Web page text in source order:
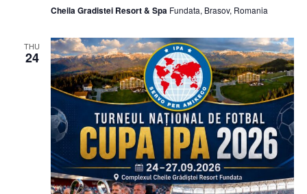
Cheila Gradistei Resort & Spa Fundata, Brasov, Romania
THU
24